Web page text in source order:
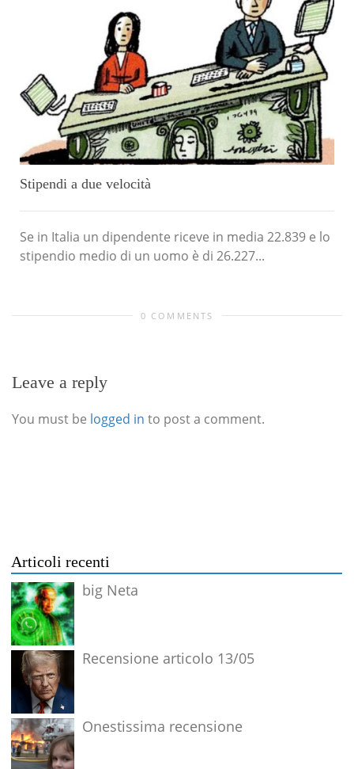
Stipendi a due velocità
Se in Italia un dipendente riceve in media 22.839 e lo
stipendio medio di un uomo è di 26.227...
0 COMMENTS
Leave a reply
You must be logged in to post a comment.
Articoli recenti
big Neta
Recensione articolo 13/05
Onestissima recensione